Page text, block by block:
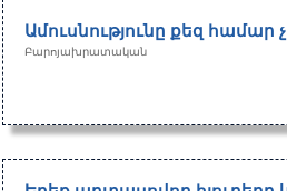
Ամուսնությունը քեզ համար
Բարոյախրատական